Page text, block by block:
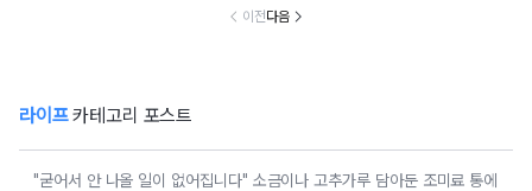
이전다음
라이프카테고리 포스트
"굳어서 안 나올 일이 없어집니다" 소금이나 고추가루 담아둔 조미료 통에